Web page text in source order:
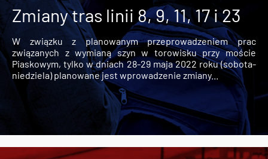
Zmiany tras linii 8, 9, 11, 17 i 23
W związku z planowanym przeprowadzeniem prac
związanych z wymianą szyn w torowisku przy moście
Piaskowym, tylko w dniach 28-29 maja 2022 roku (sobota-
niedziela) planowane jest wprowadzenie zmiany...